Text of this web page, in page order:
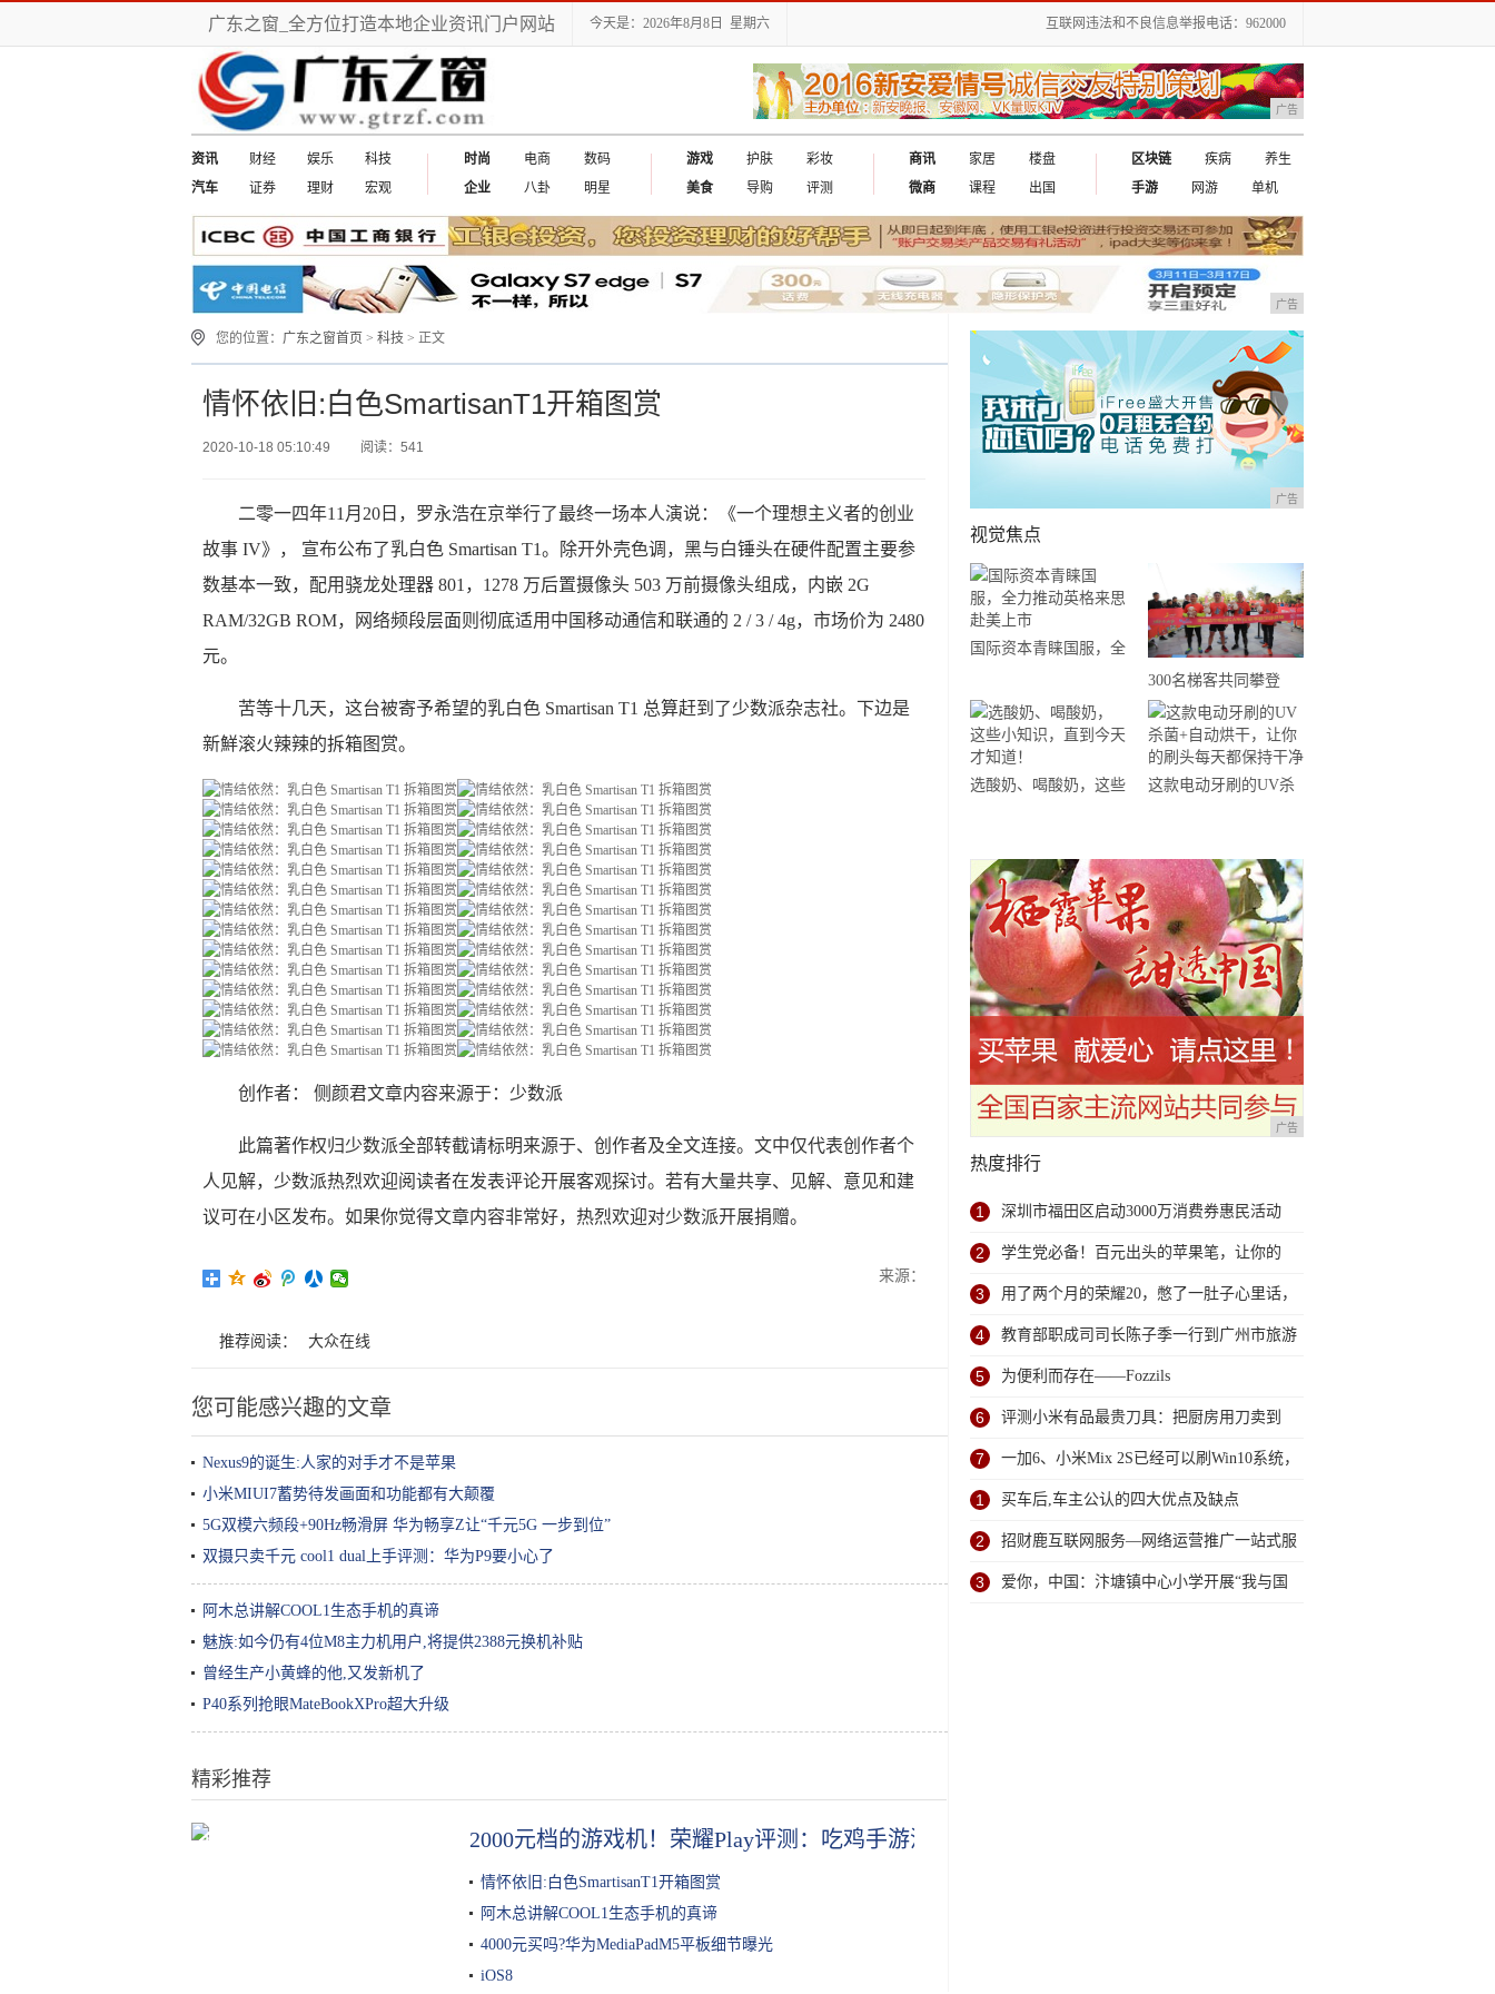
广东之窗_全方位打造本地企业资讯门户网站 今天是：2026年8月8日 星期六 互联网违法和不良信息举报电话：962000
广告
资讯 财经 娱乐
科技
汽车
证券 理财 宏观
时尚 电商
数码
企业
八卦 明星
游戏 护肤
彩妆
美食
导购 评测
商讯 家居
楼盘
微商
课程 出国
区块链 疾病
养生
手游
网游 单机
广告
您的位置： 广东之窗首页 > 科技 > 正文
情怀依旧:白色SmartisanT1开箱图赏
2020-10-18 05:10:49 阅读：541
二零一四年11月20日，罗永浩在京举行了最终一场本人演说：《一个理想主义者的创业
故事 IV》， 宣布公布了乳白色 Smartisan T1。除开外壳色调，黑与白锤头在硬件配置主要参
数基本一致，配用骁龙处理器 801，1278 万后置摄像头 503 万前摄像头组成，内嵌 2G
RAM/32GB ROM，网络频段层面则彻底适用中国移动通信和联通的 2 / 3 / 4g，市场价为 2480
元。
苦等十几天，这台被寄予希望的乳白色 Smartisan T1 总算赶到了少数派杂志社。下边是
新鮮滚火辣辣的拆箱图赏。
创作者： 侧颜君文章内容来源于：少数派
此篇著作权归少数派全部转截请标明来源于、创作者及全文连接。文中仅代表创作者个
人见解，少数派热烈欢迎阅读者在发表评论开展客观探讨。若有大量共享、见解、意见和建
议可在小区发布。如果你觉得文章内容非常好，热烈欢迎对少数派开展捐赠。
来源：
推荐阅读： 大众在线
您可能感兴趣的文章
Nexus9的诞生:人家的对手才不是苹果
小米MIUI7蓄势待发画面和功能都有大颠覆
5G双模六频段+90Hz畅滑屏 华为畅享Z让“千元5G 一步到位”
双摄只卖千元 cool1 dual上手评测：华为P9要小心了
阿木总讲解COOL1生态手机的真谛
魅族:如今仍有4位M8主力机用户,将提供2388元换机补贴
曾经生产小黄蜂的他,又发新机了
P40系列抢眼MateBookXPro超大升级
精彩推荐
虐哭主播的3款最难游戏 网友：我
2000元档的游戏机！荣耀Play评测：吃鸡手游流畅度爆表
情怀依旧:白色SmartisanT1开箱图赏
阿木总讲解COOL1生态手机的真谛
4000元买吗?华为MediaPadM5平板细节曝光
iOS8
广告
视觉焦点
国际资本青睐国服，全
市
300名梯客共同攀登
2019国际垂直马拉松超
级精英赛顺德海骏达中
心站欢乐开跑
选酸奶、喝酸奶，这些
这款电动牙刷的UV杀
广告
热度排行
1 深圳市福田区启动3000万消费券惠民活动
2 学生党必备！百元出头的苹果笔，让你的
iPad成为学习神器
3 用了两个月的荣耀20，憋了一肚子心里话，
今天终于一吐为快
4 教育部职成司司长陈子季一行到广州市旅游
商务职业学校考察调研
5 为便利而存在——Fozzils
6 评测小米有品最贵刀具：把厨房用刀卖到
999元的秘密
7 一加6、小米Mix 2S已经可以刷Win10系统，
网友：安卓提不动刀了？
1 买车后,车主公认的四大优点及缺点
2 招财鹿互联网服务—网络运营推广一站式服
务平台
3 爱你，中国：汴塘镇中心小学开展“我与国